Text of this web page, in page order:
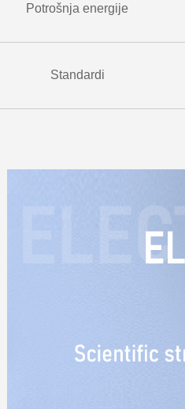
Potrošnja energije
Standardi